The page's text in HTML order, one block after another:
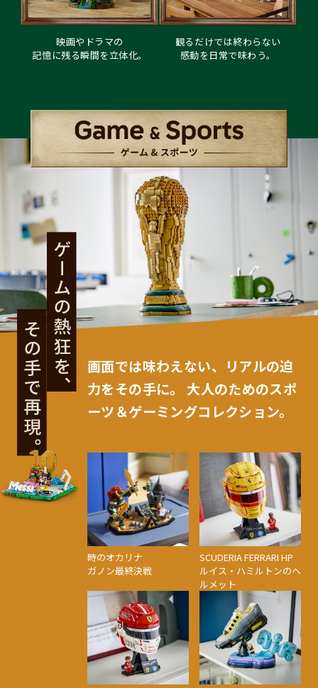
映画や ドラマの
記憶に残る瞬間を立体化。
観る だけでは終わら ない
感動を日常で味わ う。
画面では味わえない、リアルの迫
力をその手に。 大人のためのスポ
ーツ＆ゲーミングコレクション。
時のオカリナ
ガノン最終決戦
SCUDERIA FERRARI HP
ルイス・ハミルトンのヘ
ルメット